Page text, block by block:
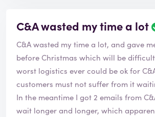
C&A wasted my time a lot
C&A wasted my time a lot, and gave
before Christmas which will be
worst logistics ever could be ok for
customers must not suffer from it
In the meantime I got 2 emails from
wait longer and longer, which